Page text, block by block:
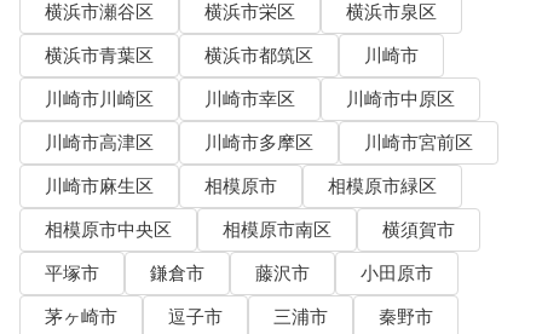
横浜市瀬谷区
横浜市栄区
横浜市泉区
横浜市青葉区
横浜市都筑区
川崎市
川崎市川崎区
川崎市幸区
川崎市中原区
川崎市高津区
川崎市多摩区
川崎市宮前区
川崎市麻生区
相模原市
相模原市緑区
相模原市中央区
相模原市南区
横須賀市
平塚市
鎌倉市 藤沢市
小田原市
茅ヶ崎市
逗子市 三浦市
秦野市